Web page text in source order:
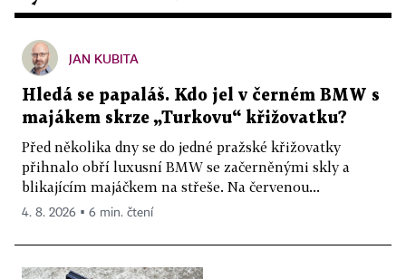
JAN KUBITA
Hledá se papaláš. Kdo jel v černém BMW s
majákem skrze „Turkovu“ křižovatku?
Před několika dny se do jedné pražské křižovatky
přihnalo obří luxusní BMW se začerněnými skly a
blikajícím majáčkem na střeše. Na červenou...
4. 8. 2026 ▪ 6 min. čtení